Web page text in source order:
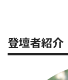
登壇者紹介